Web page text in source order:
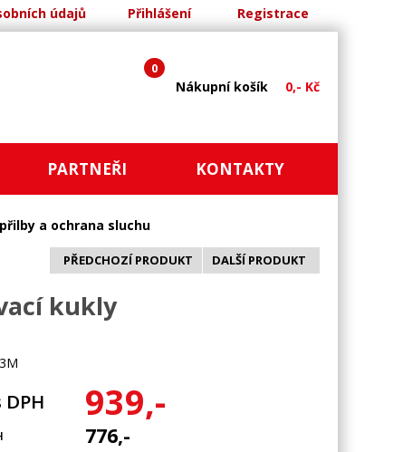
údajů Přihlášení Registrace
Nákupní košík 0,- Kč
0
PARTNEŘI KONTAKTY
a ochrana sluchu
DALŠÍ PRODUKT
PŘEDCHOZÍ PRODUKT
kukly
939,-
776,-